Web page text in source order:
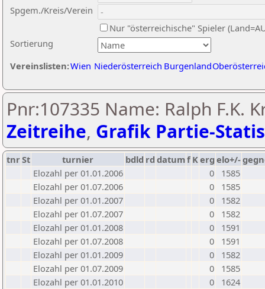
Sortierung
Spgem./Kreis/Verein
Nur "österreichische" Spieler
Vereinslisten:Wien Niederösterreich Burgenland
Pnr:107335 Name: Ralph F.K.
Zeitreihe, Grafik Partie-
tnrSt turnier bdld rd datumf Kerg elo+/-
Elozahl per 01.01.2006
0
1585
Elozahl per 01.07.2006
0
1585
Elozahl per 01.01.2007
0
1582
Elozahl per 01.07.2007
0
1582
Elozahl per 01.01.2008
0
1591
Elozahl per 01.07.2008
0
1591
Elozahl per 01.01.2009
0
1582
Elozahl per 01.07.2009
0
1585
Elozahl per 01.01.2010
0
1624